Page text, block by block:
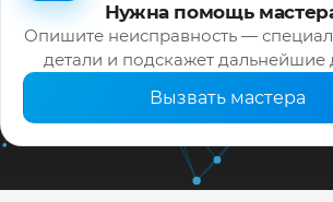
Нужна помощь
Опишите неисправность —
детали и подскажет дальнейшие
Вызвать мастера